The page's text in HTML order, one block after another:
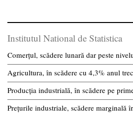
Institutul National de Statistica
Comerțul, scădere lunară dar peste
Agricultura, în scădere cu 4,3% anul
Producția industrială, în scădere pe
Prețurile industriale, scădere marginală